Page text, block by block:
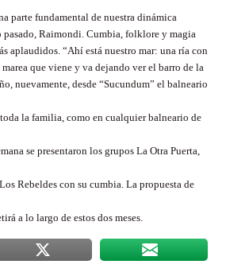
parte fundamental de nuestra dinámica
pasado, Raimondi. Cumbia, folklore y magia
aplaudidos. “Ahí está nuestro mar: una ría con
que viene y va dejando ver el barro de la
nuevamente, desde “Sucundum” el balneario
la familia, como en cualquier balneario de
se presentaron los grupos La Otra Puerta,
Rebeldes con su cumbia. La propuesta de
a lo largo de estos dos meses.